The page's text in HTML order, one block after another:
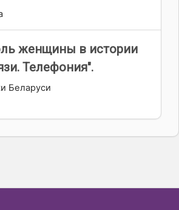
женщины в истории
Телефония".